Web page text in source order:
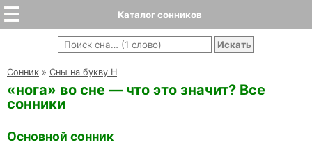
Каталог сонников
Cонник » Сны на букву Н
«нога» во сне — что это значит? Все
сонники
Основной сонник